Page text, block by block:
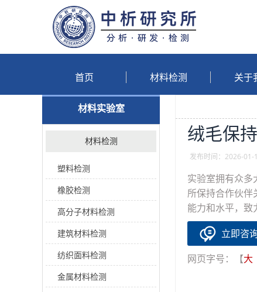
首页 材料检测 关于
绒毛保
发布时间：2026-
实验室拥有众
所保持合作伙伴
能力和水平，致
立即咨
网页字号：【大
材料实验室
材料检测
塑料检测
橡胶检测
高分子材料检测
建筑材料检测
纺织面料检测
金属材料检测